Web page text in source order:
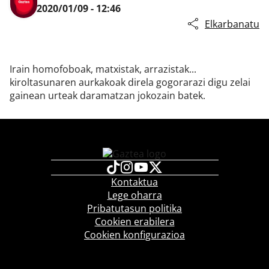
2020/01/09 - 12:46
Elkarbanatu
Irain homofoboak, matxistak, arrazistak...
kiroltasunaren aurkakoak direla gogorarazi digu zelai
gainean urteak daramatzan jokozain batek.
Kontaktua
Lege oharra
Pribatutasun politika
Cookien erabilera
Cookien konfigurazioa